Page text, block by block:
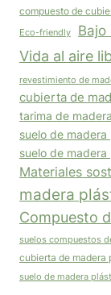
compuesto de
Eco-friendly Bajo
Vida al aire
revestimiento de
cubierta de
tarima de
suelo de madera
suelo de madera
Materiales
madera
Compuesto
suelos compuestos
cubierta de madera
suelo de madera